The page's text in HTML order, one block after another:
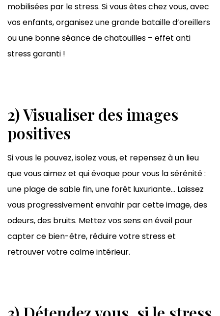
mobilisées par le stress. Si vous êtes chez vous, avec
vos enfants, organisez une grande bataille d’oreillers
ou une bonne séance de chatouilles – effet anti
stress garanti !
2) Visualiser des images
positives
Si vous le pouvez, isolez vous, et repensez à un lieu
que vous aimez et qui évoque pour vous la sérénité :
une plage de sable fin, une forêt luxuriante… Laissez
vous progressivement envahir par cette image, des
odeurs, des bruits. Mettez vos sens en éveil pour
capter ce bien-être, réduire votre stress et
retrouver votre calme intérieur.